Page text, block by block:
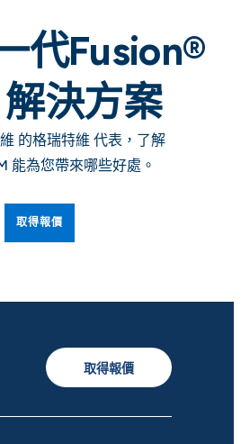
代Fusion®
解決方案
的格瑞特維 代表，了解
能為您帶來哪些好處。
取得報價
取得報價